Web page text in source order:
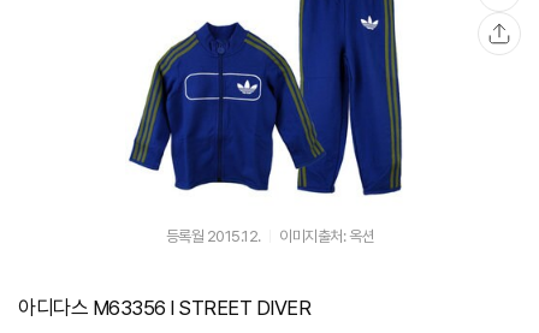
관
심
등록월 2015.12. 이미지출처: 옥션
아디다스 M63356 I STREET DIVER